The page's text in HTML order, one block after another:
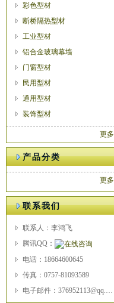
彩色型材
断桥隔热型材
工业型材
铝合金玻璃幕墙
门窗型材
民用型材
通用型材
装饰型材
更多
产品分类
更多
联系我们
联系人：李鸿飞
腾讯QQ：
电话：18664600645
传真：0757-81093589
电子邮件：376952113@qq.com